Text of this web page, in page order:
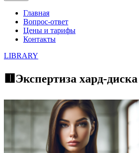
Главная
Вопрос-ответ
Цены и тарифы
Контакты
LIBRARY
🟥Экспертиза хард-